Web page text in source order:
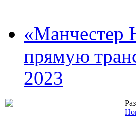
«Манчестер
прямую
2023